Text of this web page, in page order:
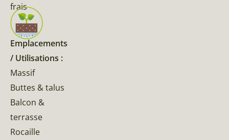
frais
Emplacements
/ Utilisations :
Massif
Buttes & talus
Balcon &
terrasse
Rocaille